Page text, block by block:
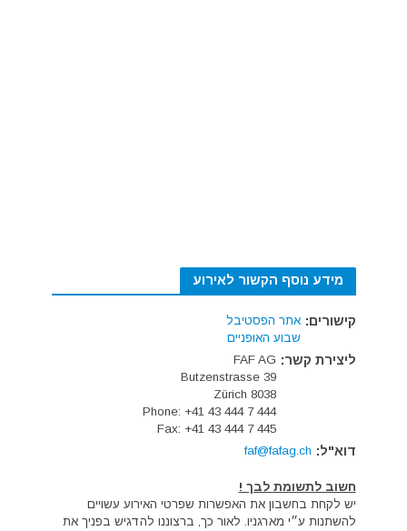
מידע נוסף הקשור לאירוע
קישורים: אתר הפסטיבל
שבוע האופניים
ליצירת קשר: FAF AG
Butzenstrasse 39
8038 Zürich
Phone: +41 43 444 7 444
Fax: +41 43 444 7 445
דוא"ל: faf@fafag.ch
חשוב לתשומת לבך !
יש לקחת בחשבון את האפשרות שפרטי האירוע עשויים
להשתנות ע״י מארגניו. לאור כך, ברצוננו להדגיש בפניך את